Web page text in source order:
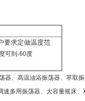
要求定做温度范
可到-60度
、高温油浴振荡器、萃取
多用振荡器、大容量摇床